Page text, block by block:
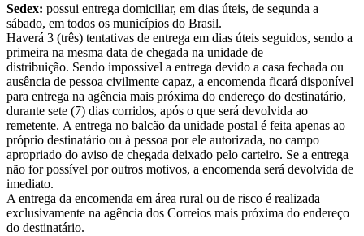
Sedex: possui entrega domiciliar, em dias úteis, de segunda a
sábado, em todos os municípios do Brasil.
Haverá 3 (três) tentativas de entrega em dias úteis seguidos, sendo a
primeira na mesma data de chegada na unidade de
distribuição. Sendo impossível a entrega devido a casa fechada ou
ausência de pessoa civilmente capaz, a encomenda ficará disponível
para entrega na agência mais próxima do endereço do destinatário,
durante sete (7) dias corridos, após o que será devolvida ao
remetente. A entrega no balcão da unidade postal é feita apenas ao
próprio destinatário ou à pessoa por ele autorizada, no campo
apropriado do aviso de chegada deixado pelo carteiro. Se a entrega
não for possível por outros motivos, a encomenda será devolvida de
imediato.
A entrega da encomenda em área rural ou de risco é realizada
exclusivamente na agência dos Correios mais próxima do endereço
do destinatário.